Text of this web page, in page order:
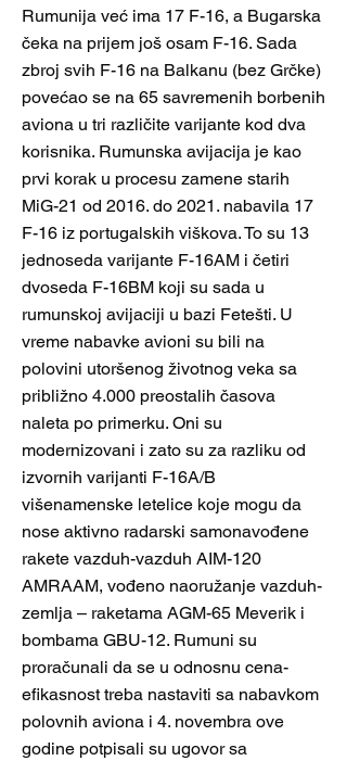
Rumunija već ima 17 F-16, a Bugarska
čeka na prijem još osam F-16. Sada
zbroj svih F-16 na Balkanu (bez Grčke)
povećao se na 65 savremenih borbenih
aviona u tri različite varijante kod dva
korisnika. Rumunska avijacija je kao
prvi korak u procesu zamene starih
MiG-21 od 2016. do 2021. nabavila 17
F-16 iz portugalskih viškova. To su 13
jednoseda varijante F-16AM i četiri
dvoseda F-16BM koji su sada u
rumunskoj avijaciji u bazi Fetešti. U
vreme nabavke avioni su bili na
polovini utoršenog životnog veka sa
približno 4.000 preostalih časova
naleta po primerku. Oni su
modernizovani i zato su za razliku od
izvornih varijanti F-16A/B
višenamenske letelice koje mogu da
nose aktivno radarski samonavođene
rakete vazduh-vazduh AIM-120
AMRAAM, vođeno naoružanje vazduh-
zemlja – raketama AGM-65 Meverik i
bombama GBU-12. Rumuni su
proračunali da se u odnosnu cena-
efikasnost treba nastaviti sa nabavkom
polovnih aviona i 4. novembra ove
godine potpisali su ugovor sa